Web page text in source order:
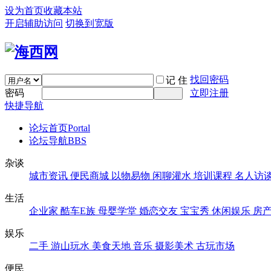
设为首页收藏本站
开启辅助访问 切换到宽版
记 住 找回密码
密码
立即注册
快捷导航
论坛首页Portal
论坛导航BBS
杂谈
城市资讯 便民商城 以物易物 闲聊灌水 培训课程 名人访
生活
企业家 酷车E族 母婴学堂 婚恋交友 宝宝秀 休闲娱乐 房
娱乐
二手 游山玩水 美食天地 音乐 摄影美术 古玩市场
便民